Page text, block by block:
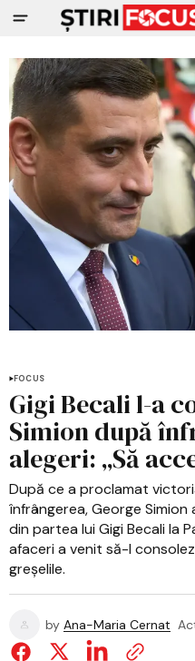
FOCUS
Gigi Becali l-a
Simion după
alegeri: „Să
După ce a proclamat
înfrângerea, George
din partea lui Gigi Becali la
afaceri a venit să-l
greșelile.
by Ana-Maria Cernat